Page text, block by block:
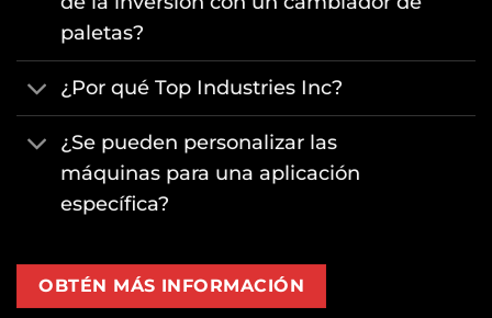
paletas?
¿Por qué Top Industries Inc?
¿Se pueden personalizar las
máquinas para una aplicación
específica?
OBTÉN MÁS INFORMACIÓN